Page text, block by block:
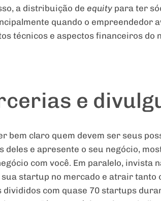
a distribuição de equity para ter
quando o empreendedor
técnicos e aspectos financeiros do
e
bem claro quem devem ser seus
deles e apresente o seu negócio,
com você. Em paralelo, invista
startup no mercado e atrair tanto
com quase 70 startups